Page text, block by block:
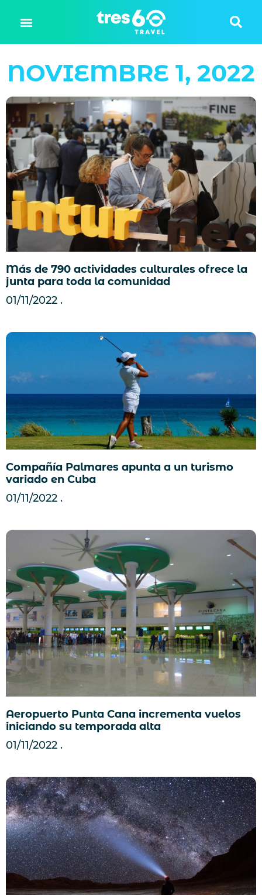
NOVIEMBRE 1, 2022
Más de 790 actividades culturales ofrece la
junta para toda la comunidad
01/11/2022
Compañía Palmares apunta a un turismo
variado en Cuba
01/11/2022
Aeropuerto Punta Cana incrementa vuelos
iniciando su temporada alta
01/11/2022